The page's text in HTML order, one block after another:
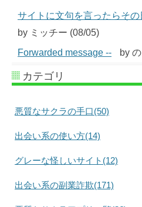
サイトに文句を言ったらそ
by ミッチー (08/05)
Forwarded message --
by
カテゴリ
悪質なサクラの手口(50)
出会い系の使い方(14)
グレーな怪しいサイト(12)
出会い系の副業詐欺(171)